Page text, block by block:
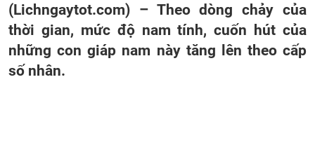
(Lichngaytot.com) – Theo dòng chảy của
thời gian, mức độ nam tính, cuốn hút của
những con giáp nam này tăng lên theo cấp
số nhân.